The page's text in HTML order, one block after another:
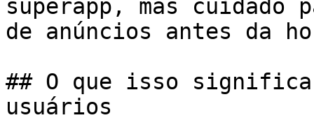
superapp, mas
de anúncios antes da
## O que isso
usuários